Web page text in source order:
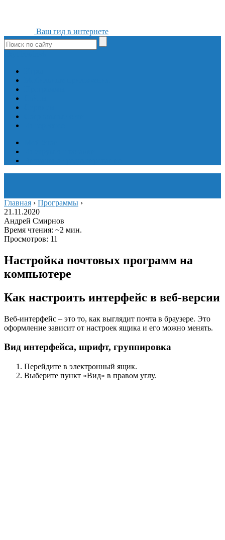
Ваш гид в интернете
Главная › Программы ›
21.11.2020
Андрей Смирнов
Время чтения: ~2 мин.
Просмотров: 11
Настройка почтовых программ на
компьютере
Как настроить интерфейс в веб-версии
Веб-интерфейс – это то, как выглядит почта в браузере. Это
оформление зависит от настроек ящика и его можно менять.
Вид интерфейса, шрифт, группировка
Перейдите в электронный ящик.
Выберите пункт «Вид» в правом углу.